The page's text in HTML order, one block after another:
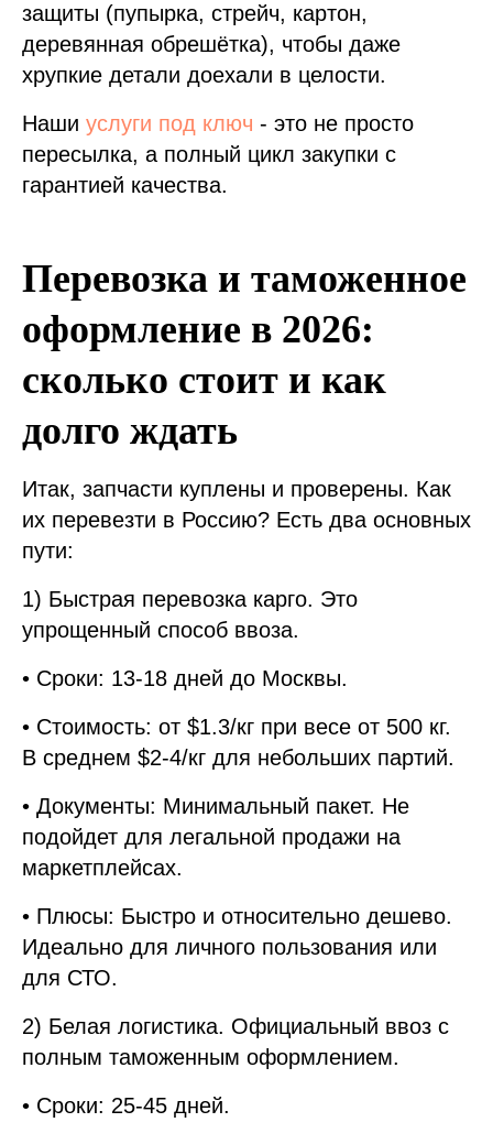
защиты (пупырка, стрейч, картон,
деревянная обрешётка), чтобы даже
хрупкие детали доехали в целости.
Наши услуги под ключ - это не просто
пересылка, а полный цикл закупки с
гарантией качества.
Перевозка и таможенное
оформление в 2026:
сколько стоит и как
долго ждать
Итак, запчасти куплены и проверены. Как
их перевезти в Россию? Есть два основных
пути:
1) Быстрая перевозка карго. Это
упрощенный способ ввоза.
• Сроки: 13-18 дней до Москвы.
• Стоимость: от $1.3/кг при весе от 500 кг.
В среднем $2-4/кг для небольших партий.
• Документы: Минимальный пакет. Не
подойдет для легальной продажи на
маркетплейсах.
• Плюсы: Быстро и относительно дешево.
Идеально для личного пользования или
для СТО.
2) Белая логистика. Официальный ввоз с
полным таможенным оформлением.
• Сроки: 25-45 дней.